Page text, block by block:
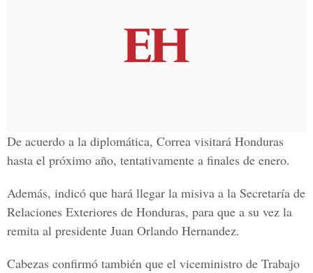
De acuerdo a la diplomática, Correa visitará Honduras
hasta el próximo año, tentativamente a finales de enero.
Además, indicó que hará llegar la misiva a la Secretaría de
Relaciones Exteriores de Honduras, para que a su vez la
remita al presidente Juan Orlando Hernandez.
Cabezas confirmó también que el viceministro de Trabajo